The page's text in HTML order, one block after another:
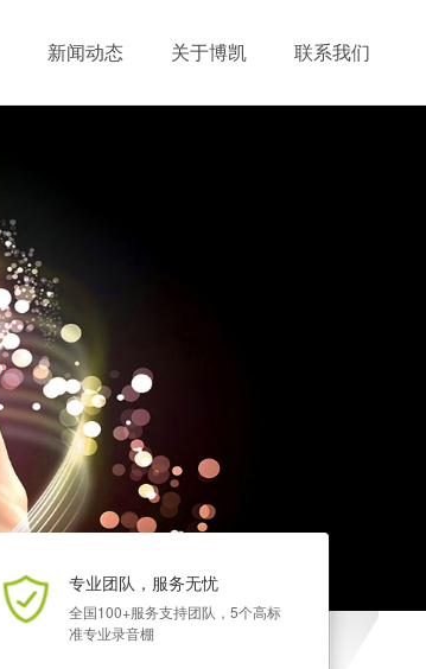
新闻动态 关于博凯 联系我们
专业团队，服务无忧
全国100+服务支持团队，5个高标
准专业录音棚